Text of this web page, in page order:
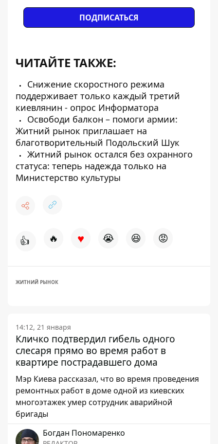
ПОДПИСАТЬСЯ
ЧИТАЙТЕ ТАКЖЕ:
Снижение скоростного режима
поддерживает только каждый третий
киевлянин - опрос Информатора
Освободи балкон – помоги армии:
Житний рынок приглашает на
благотворительный Подольский Шук
Житний рынок остался без охранного
статуса: теперь надежда только на
Министерство культуры
👍 🔥 ♥ 😭 😆 😡
ЖИТНИЙ РЫНОК
14:12, 21 января
Кличко подтвердил гибель одного
слесаря ​​прямо во время работ в
квартире пострадавшего дома
Мэр Киева рассказал, что во время проведения
ремонтных работ в доме одной из киевских
многоэтажек умер сотрудник аварийной
бригады
Богдан Пономаренко